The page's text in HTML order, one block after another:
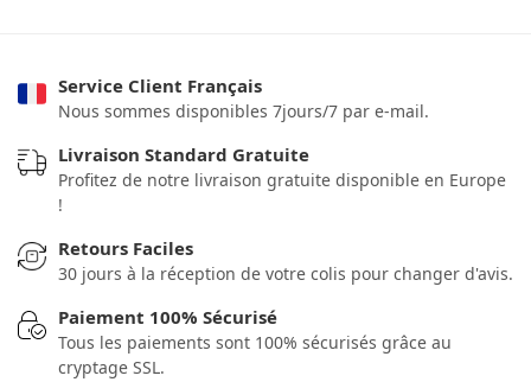
Service Client Français
Nous sommes disponibles 7jours/7 par e-mail.
Livraison Standard Gratuite
Profitez de notre livraison gratuite disponible en Europe
!
Retours Faciles
30 jours à la réception de votre colis pour changer d'avis.
Paiement 100% Sécurisé
Tous les paiements sont 100% sécurisés grâce au
cryptage SSL.